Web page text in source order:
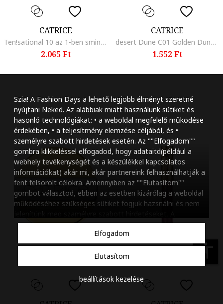
Szia! A Fashion Days a lehető legjobb élményt szeretné
nyújtani Neked. Az alábbiak miatt használunk sütiket és
hasonló technológiákat: • a weboldal megfelelő működése
érdekében, • a teljesítmény elemzése céljából, és •
személyre szabott hirdetések esetén. Az ""Elfogadom""
gombra klikkeléssel elfogadod, hogy adataitd(például a
webhely tevékenységét és a készülékkel kapcsolatos
információkat) akár mi, akár partnereink felhasználhatják a
fent felsorolt célokra. Amennyiben az ""Elutasítom""
gombot választod, ebben az esetben kizárólag a weboldal
működéséhez szükséges sütiket fogjuk hazsnálni és nem
beállításaidat bármikor módosíthatod, a ""Beállítások
kezelése"" gombra kattintva. Tudj meg többet
szabályzatunkról.
Elfogadom
Elutasítom
beállítások kezelése
CATRICE
Ten!sational 10 az 1-ben sminkfixáló spray, 55 ml
2.065 Ft
CATRICE
desert Dune C01 Golden Dune hajcsat 1 db
1.552 Ft
accessibility
Szöveg méretének
Szóköz növelése
Szóköz csökkentése
Sortávolság
Sortávolság
Színek invertálása
Szürke
Nagy kurzor
Animációk letiltása